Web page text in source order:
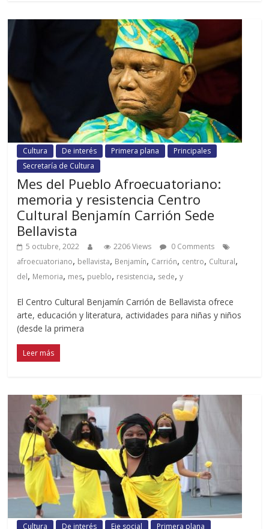
Cultura De interés Primera plana
Principales
Secretaría de Cultura
Mes del Pueblo Afroecuatoriano:
memoria y resistencia Centro
Cultural Benjamín Carrión Sede
Bellavista
5 octubre, 2022 2206 Views
0 Comments
afroecuatoriano, bellavista, Benjamín, Carrión, centro, Cultural,
del, Memoria, mes, pueblo, resistencia, sede,y
El Centro Cultural Benjamín Carrión de Bellavista ofrece
arte, educación y literatura, actividades para niñas y niños
(desde la primera
Leer más
Cultura De interés Eje social Primera plana